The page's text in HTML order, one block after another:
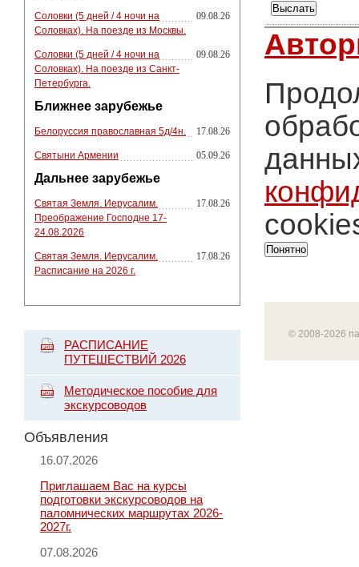
Соловки (5 дней / 4 ночи на
Соловках). На поезде из Москвы.
09.08.26
Соловки (5 дней / 4 ночи на
Соловках). На поезде из Санкт-
Петербурга.
09.08.26
Ближнее зарубежье
Белоруссия православная 5д/4н. 17.08.26
Святыни Армении 05.09.26
Дальнее зарубежье
Святая Земля. Иерусалим.
Преображение Господне 17-
24.08.2026
17.08.26
Святая Земля. Иерусалим.
Расписание на 2026 г.
17.08.26
РАСПИСАНИЕ
ПУТЕШЕСТВИЙ 2026
Методическое пособие для
экскурсоводов
Объявления
16.07.2026
Приглашаем Вас на курсы
подготовки экскурсоводов на
паломнических маршрутах 2026-
2027г.
07.08.2026
Понятно
© 2008-2026